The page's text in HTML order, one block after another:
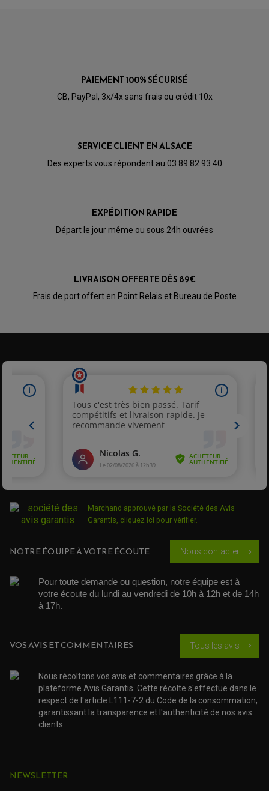
ROULEMENT QUAD / SSV
KIT RÉPARATION ENTRETOISE D'AMORTISSEUR
PLASTIQUES MOTO CROSS ET ENDURO
(13 avis)
PAIEMENT 100% SÉCURISÉ
CB, PayPal, 3x/4x sans frais ou crédit 10x
SERVICE CLIENT EN ALSACE
Des experts vous répondent au 03 89 82 93 40
EXPÉDITION RAPIDE
Départ le jour même ou sous 24h ouvrées
LIVRAISON OFFERTE DÈS 89€
Frais de port offert en Point Relais et Bureau de Poste
Marchand approuvé par la Société des Avis
Garantis, cliquez ici pour vérifier.
NOTRE ÉQUIPE À VOTRE ÉCOUTE Nous contacter chevron_right
Pour toute demande ou question, notre équipe est à
votre écoute du lundi au vendredi de 10h à 12h et de 14h
à 17h.
VOS AVIS ET COMMENTAIRES Tous les avis chevron_right
Nous récoltons vos avis et commentaires grâce à la
plateforme Avis Garantis. Cette récolte s'effectue dans le
respect de l'article L111-7-2 du Code de la consommation,
garantissant la transparence et l'authenticité de nos avis
clients.
NEWSLETTER